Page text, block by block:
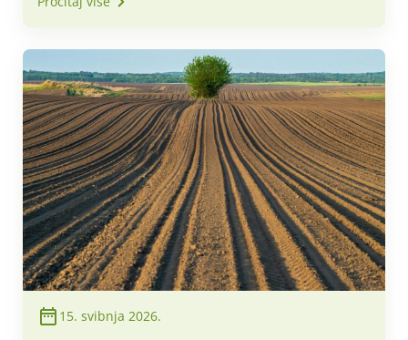
15. svibnja 2026.